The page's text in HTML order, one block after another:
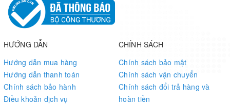
Output Polarity
Voltage Reference Internal
Minimum Single Supply Voltage (V) 4.75
Typical Single Supply Voltage (V)
HƯỚNG DẪN
Hướng dẫn mua hàng
Hướng dẫn thanh toán
Chính sách bảo hành
Điều khoản dịch vụ
CHÍNH SÁCH
Chính sách bảo mật
Chính sách vận chuyển
Chính sách đổi trả hàng và
hoàn tiền